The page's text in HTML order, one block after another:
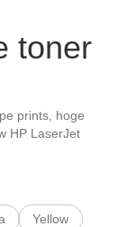
toner
prints, hoge
HP LaserJet
Yellow